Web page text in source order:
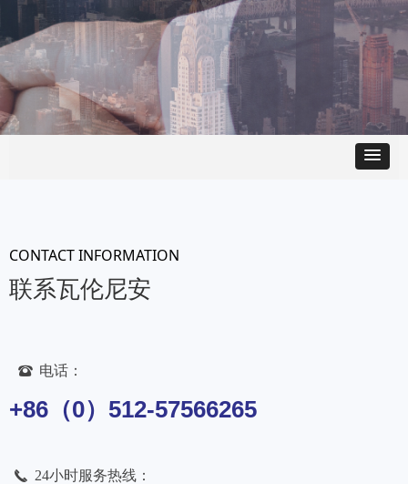
CONTACT INFORMATION
联系瓦伦尼安
뀰 电话：
+86（0）512-57566265
끅 24小时服务热线：